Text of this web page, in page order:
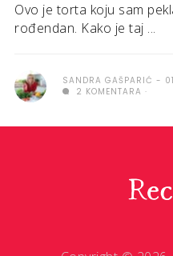
Ovo je torta koju sam
rođendan. Kako je taj ...
SANDRA GAŠPARIĆ
2 KOMENTARA